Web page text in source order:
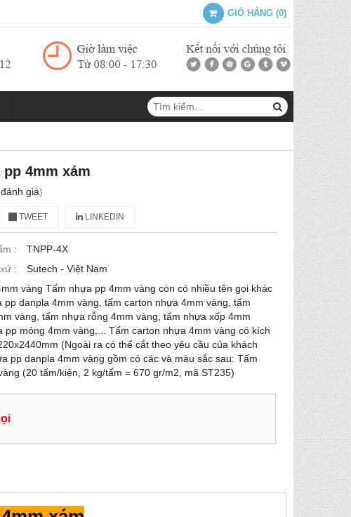
GIỎ HÀNG (0)
4mm xám
đánh giá)
TWEET LINKEDIN
:
TNPP-4X
:
Sutech - Việt Nam
vàng Tấm nhựa pp 4mm vàng còn có nhiều tên gọi khác
pp danpla 4mm vàng, tấm carton nhựa 4mm vàng, tấm
vàng, tấm nhựa rỗng 4mm vàng, tấm nhựa xốp 4mm
pp mỏng 4mm vàng,... Tấm carton nhựa 4mm vàng có kích
(Ngoài ra có thể cắt theo yêu cầu của khách
pp danpla 4mm vàng gồm có các và màu sắc sau: Tấm
(20 tấm/kiện, 2 kg/tấm = 670 gr/m2, mã ST235)